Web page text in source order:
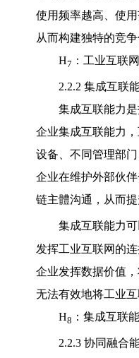
使用频率越高、使
从而构建独特的竞
H7 ：工业互联
2.2.2 集成互联
集成互联能力
企业集成互联能力
设备、不同管理部
企业在维护外部伙
链主體沟通，从而提
集成互联能力
发挥工业互联网的
企业发挥数据价值
无法有效地将工业
H8 ：集成互联
2.2.3 协同融合